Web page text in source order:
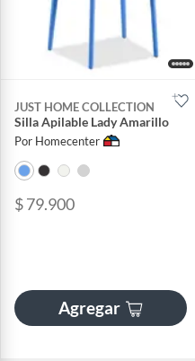
JUST HOME COLLECTION
Silla Apilable Lady Amarillo
Por Homecenter
$ 79.900
Agregar